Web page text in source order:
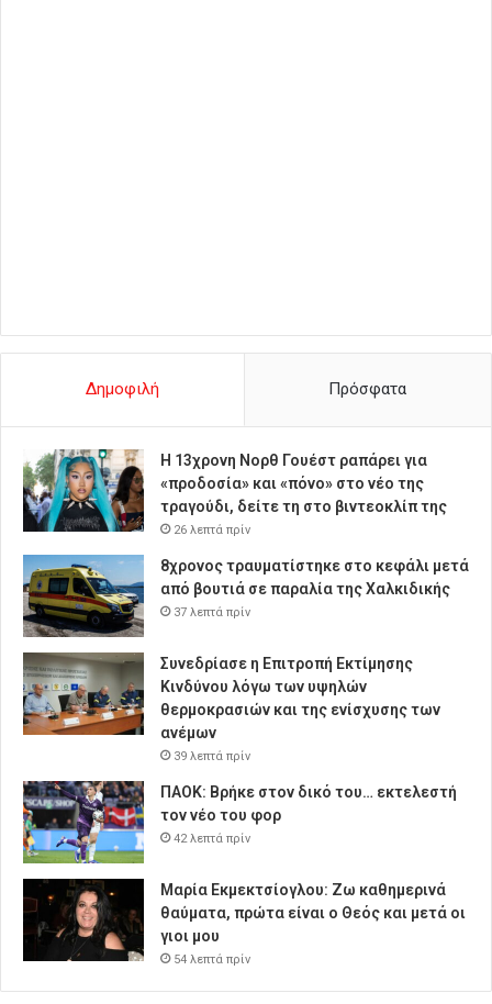
Δημοφιλή Πρόσφατα
Η 13χρονη Νορθ Γουέστ ραπάρει για
«προδοσία» και «πόνο» στο νέο της
τραγούδι, δείτε τη στο βιντεοκλίπ της
26 λεπτά πρίν
8χρονος τραυματίστηκε στο κεφάλι μετά
από βουτιά σε παραλία της Χαλκιδικής
37 λεπτά πρίν
Συνεδρίασε η Επιτροπή Εκτίμησης
Κινδύνου λόγω των υψηλών
θερμοκρασιών και της ενίσχυσης των
ανέμων
39 λεπτά πρίν
ΠΑΟΚ: Βρήκε στον δικό του… εκτελεστή
τον νέο του φορ
42 λεπτά πρίν
Μαρία Εκμεκτσίογλου: Ζω καθημερινά
θαύματα, πρώτα είναι ο Θεός και μετά οι
γιοι μου
54 λεπτά πρίν